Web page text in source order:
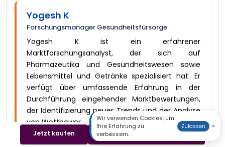
Yogesh K
Forschungsmanager Gesundheitsfürsorge
Yogesh K ist ein erfahrener
Marktforschungsanalyst, der sich auf
Pharmazeutika und Gesundheitswesen sowie
Lebensmittel und Getränke spezialisiert hat. Er
verfügt über umfassende Erfahrung in der
Durchführung eingehender Marktbewertungen,
der Identifizierung neuer Trends und der Analyse
von Wettbewer ... Mehr anzeigen
Jetzt kaufen Beispiel herunterladen
Wir verwenden Cookies, um
Ihre Erfahrung zu
verbessern.
Zulassen ×